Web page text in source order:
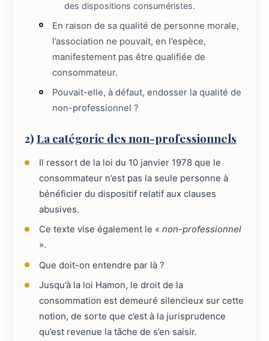
des dispositions consuméristes.
En raison de sa qualité de personne morale,
l’association ne pouvait, en l’espèce,
manifestement pas être qualifiée de
consommateur.
Pouvait-elle, à défaut, endosser la qualité de
non-professionnel ?
2)La catégorie des non-professionnels
Il ressort de la loi du 10 janvier 1978 que le
consommateur n’est pas la seule personne à
bénéficier du dispositif relatif aux clauses
abusives.
Ce texte vise également le « non-professionnel
».
Que doit-on entendre par là ?
Jusqu’à la loi Hamon, le droit de la
consommation est demeuré silencieux sur cette
notion, de sorte que c’est à la jurisprudence
qu’est revenue la tâche de s’en saisir.